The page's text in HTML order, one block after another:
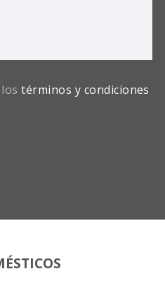
lostérminos y condiciones